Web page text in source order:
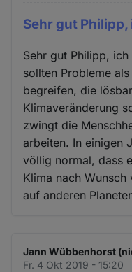
Sehr gut Philipp,
Sehr gut Philipp,
sollten Probleme
begreifen, die
Klimaveränderung
zwingt die
arbeiten. In einigen
völlig normal, dass
Klima nach
auf anderen
Jann Wübbenhorst
Fr. 4 Okt 2019 - 15:20